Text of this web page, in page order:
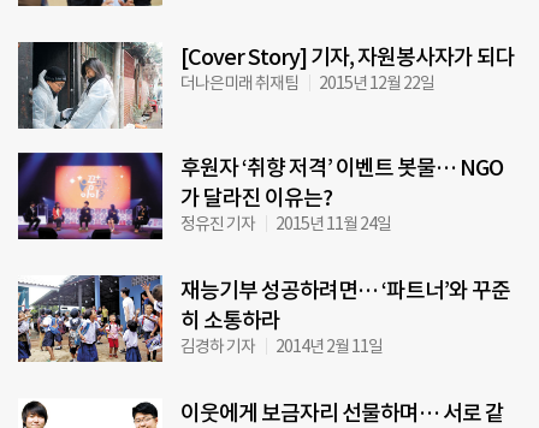
[Cover Story] 기자, 자원봉사자가 되다
더나은미래 취재팀 2015년 12월 22일
후원자 ‘취향 저격’ 이벤트 봇물… NGO
가 달라진 이유는?
정유진 기자 2015년 11월 24일
재능기부 성공하려면… ‘파트너’와 꾸준
히 소통하라
김경하 기자 2014년 2월 11일
이웃에게 보금자리 선물하며… 서로 같